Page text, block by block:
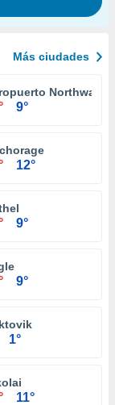
Más ciudades
Northway
9°
12°
9°
9°
1°
11°